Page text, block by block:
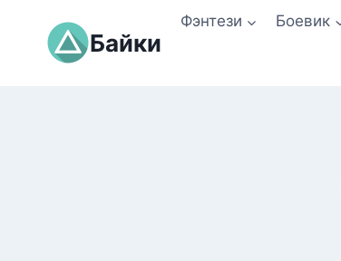
содержимому
Байки
Фэнтези Боевик